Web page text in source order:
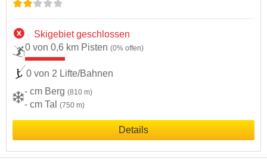
Skigebiet geschlossen
0 von 0,6 km Pisten (0% offen)
0 von 2 Lifte/Bahnen
- cm Berg (810 m)
- cm Tal (750 m)
Details